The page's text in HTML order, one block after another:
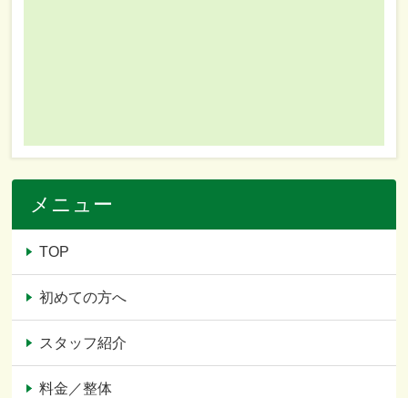
メニュー
TOP
初めての方へ
スタッフ紹介
料金／整体